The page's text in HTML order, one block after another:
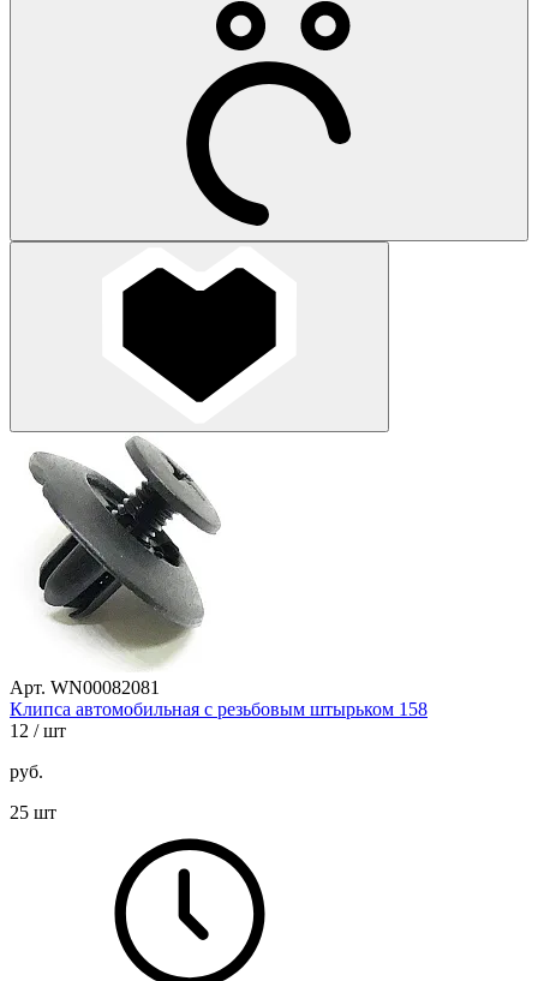
Арт. WN00082081
Клипса автомобильная с резьбовым штырьком 158
12 / шт
руб.
25 шт